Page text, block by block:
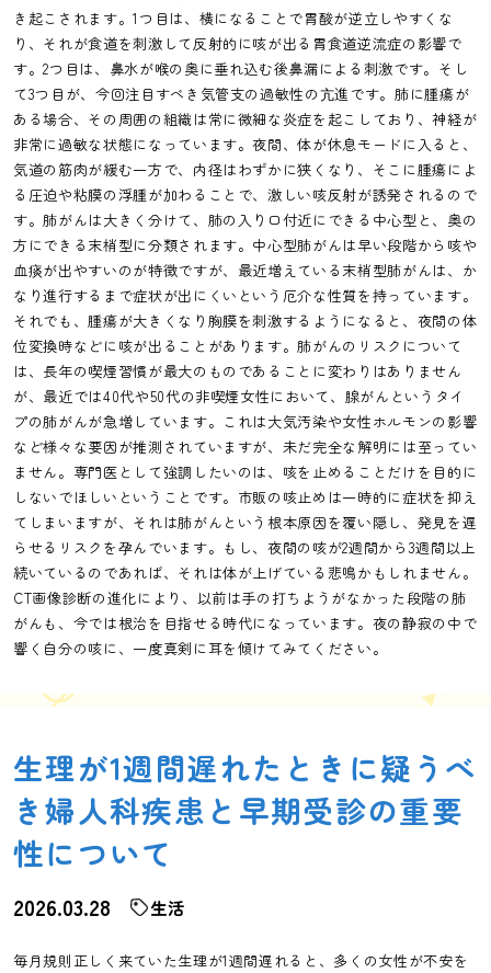
き起こされます。1つ目は、横になることで胃酸が逆立しやすくな
り、それが食道を刺激して反射的に咳が出る胃食道逆流症の影響で
す。2つ目は、鼻水が喉の奥に垂れ込む後鼻漏による刺激です。そし
て3つ目が、今回注目すべき気管支の過敏性の亢進です。肺に腫瘍が
ある場合、その周囲の組織は常に微細な炎症を起こしており、神経が
非常に過敏な状態になっています。夜間、体が休息モードに入ると、
気道の筋肉が緩む一方で、内径はわずかに狭くなり、そこに腫瘍によ
る圧迫や粘膜の浮腫が加わることで、激しい咳反射が誘発されるので
す。肺がんは大きく分けて、肺の入り口付近にできる中心型と、奥の
方にできる末梢型に分類されます。中心型肺がんは早い段階から咳や
血痰が出やすいのが特徴ですが、最近増えている末梢型肺がんは、か
なり進行するまで症状が出にくいという厄介な性質を持っています。
それでも、腫瘍が大きくなり胸膜を刺激するようになると、夜間の体
位変換時などに咳が出ることがあります。肺がんのリスクについて
は、長年の喫煙習慣が最大のものであることに変わりはありません
が、最近では40代や50代の非喫煙女性において、腺がんというタイ
プの肺がんが急増しています。これは大気汚染や女性ホルモンの影響
など様々な要因が推測されていますが、未だ完全な解明には至ってい
ません。専門医として強調したいのは、咳を止めることだけを目的に
しないでほしいということです。市販の咳止めは一時的に症状を抑え
てしまいますが、それは肺がんという根本原因を覆い隠し、発見を遅
らせるリスクを孕んでいます。もし、夜間の咳が2週間から3週間以上
続いているのであれば、それは体が上げている悲鳴かもしれません。
CT画像診断の進化により、以前は手の打ちようがなかった段階の肺
がんも、今では根治を目指せる時代になっています。夜の静寂の中で
響く自分の咳に、一度真剣に耳を傾けてみてください。
生理が1週間遅れたときに疑うべ
き婦人科疾患と早期受診の重要
性について
2026.03.28 生活
毎月規則正しく来ていた生理が1週間遅れると、多くの女性が不安を